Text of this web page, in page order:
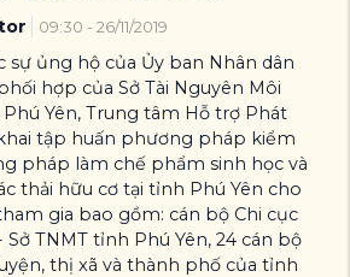
09:30 - 26/11/2019
sự ủng hộ của Ủy ban Nhân dân
hợp của Sở Tài Nguyên Môi
Yên, Trung tâm Hỗ trợ Phát
tập huấn phương pháp kiểm
pháp làm chế phẩm sinh học và
thải hữu cơ tại tỉnh Phú Yên cho
gia bao gồm: cán bộ Chi cục
TNMT tỉnh Phú Yên, 24 cán bộ
thị xã và thành phố của tỉnh